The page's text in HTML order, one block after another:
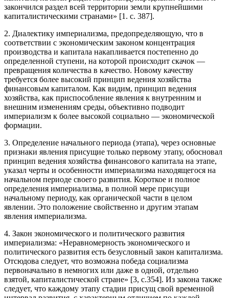
закончился раздел всей территории земли крупнейшими
капиталистическими странами» [1. с. 387].
2. Диалектику империализма, предопределяющую, что в
соответствии с экономическим законом концентрация
производства и капитала накапливается постепенно до
определенной ступени, на которой происходит скачок —
превращения количества в качество. Новому качеству
требуется более высокий принцип ведения хозяйства
финансовым капиталом. Как видим, принцип ведения
хозяйства, как приспособление явления к внутренним и
внешним изменениям среды, объективно подводит
империализм к более высокой социально — экономической
формации.
3. Определение начального периода (этапа), через основные
признаки явления присущие только первому этапу, обосновал
принцип ведения хозяйства финансового капитала на этапе,
указал черты и особенности империализма находящегося на
начальном периоде своего развития. Короткое и полное
определения империализма, в полной мере присущи
начальному периоду, как органической части в целом
явлении. Это положение свойственно и другим этапам
явления империализма.
4. Закон экономического и политического развития
империализма: «Неравномерность экономического и
политического развития есть безусловный закон капитализма.
Отсюдова следует, что возможна победа социализма
первоначально в немногих или даже в одной, отдельно
взятой, капиталистической стране» [3, с.354]. Из закона также
следует, что каждому этапу стадии присущ свой временной